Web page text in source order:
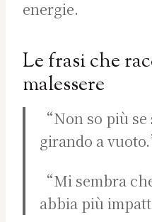
energie.
Le frasi che
malessere
“Non so più
girando a
“Mi sembra
abbia più